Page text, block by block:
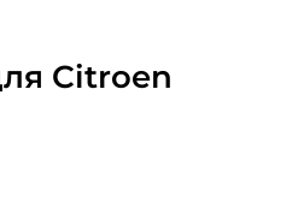
Citroen